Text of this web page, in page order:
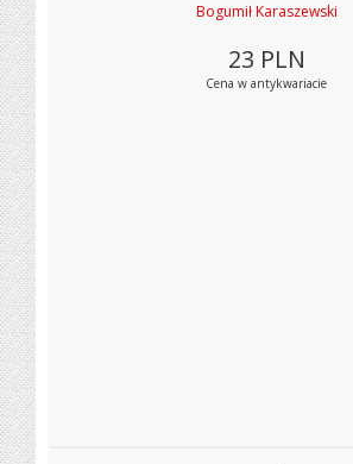
Bogumił Karaszewski
23 PLN
Cena w antykwariacie